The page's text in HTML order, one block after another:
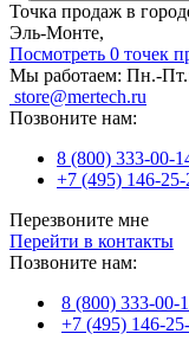
Точка продаж в
Эль-Монте,
Посмотреть 0 точек
Мы работаем: Пн.-
store@mertech.ru
Позвоните нам:
8 (800) 333-00-
+7 (495) 146-25-
Перезвоните мне
Перейти в контакты
Позвоните нам:
8 (800) 333-00-
+7 (495) 146-